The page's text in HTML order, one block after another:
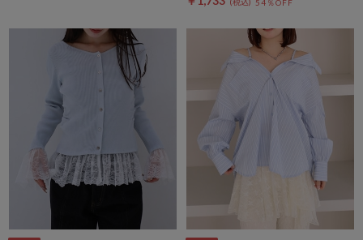
54％OFF